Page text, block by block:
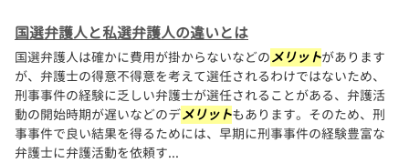
国選弁護人と私選弁護人の違いとは
国選弁護人は確かに費用が掛からないなどのメリットがあります
が、弁護士の得意不得意を考えて選任されるわけではないため、
刑事事件の経験に乏しい弁護士が選任されることがある、弁護活
動の開始時期が遅いなどのデメリットもあります。そのため、刑
事事件で良い結果を得るためには、早期に刑事事件の経験豊富な
弁護士に弁護活動を依頼す...